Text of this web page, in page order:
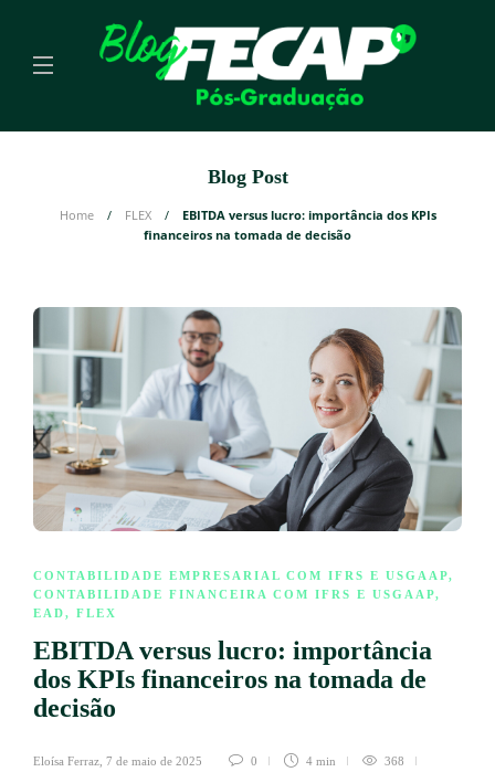
Blog Post
Home FLEX
EBITDA versus lucro: importância dos KPIs
financeiros na tomada de decisão
CONTABILIDADE EMPRESARIAL COM IFRS E USGAAP,
CONTABILIDADE FINANCEIRA COM IFRS E USGAAP,
EAD, FLEX
EBITDA versus lucro: importância
dos KPIs financeiros na tomada de
decisão
Eloísa Ferraz 7 de maio de 2025 0 4 min 368